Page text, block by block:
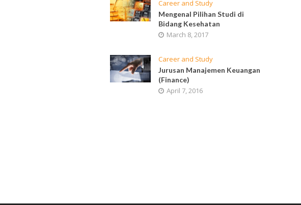
Career and Study
Mengenal Pilihan Studi di
Bidang Kesehatan
March 8, 2017
Career and Study
Jurusan Manajemen Keuangan
(Finance)
April 7, 2016